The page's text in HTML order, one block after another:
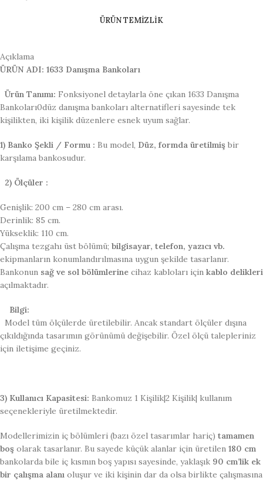
ÜRÜN TEMİZLİK
Açıklama
ÜRÜN ADI: 1633 Danışma Bankoları
Ürün Tanımı: Fonksiyonel detaylarla öne çıkan 1633 Danışma
Bankoları0düz danışma bankoları alternatifleri sayesinde tek
kişilikten, iki kişilik düzenlere esnek uyum sağlar.
1) Banko Şekli / Formu : Bu model, Düz, formda üretilmiş bir
karşılama bankosudur.
2) Ölçüler :
Genişlik: 200 cm – 280 cm arası.
Derinlik: 85 cm.
Yükseklik: 110 cm.
Çalışma tezgahı üst bölümü; bilgisayar, telefon, yazıcı vb.
ekipmanların konumlandırılmasına uygun şekilde tasarlanır.
Bankonun sağ ve sol bölümlerine cihaz kabloları için kablo delikleri
açılmaktadır.
Bilgi:
Model tüm ölçülerde üretilebilir. Ancak standart ölçüler dışına
çıkıldığında tasarımın görünümü değişebilir. Özel ölçü talepleriniz
için iletişime geçiniz.
3) Kullanıcı Kapasitesi: Bankomuz 1 Kişilik|2 Kişilik| kullanım
seçenekleriyle üretilmektedir.
Modellerimizin iç bölümleri (bazı özel tasarımlar hariç) tamamen
boş olarak tasarlanır. Bu sayede küçük alanlar için üretilen 180 cm
bankolarda bile iç kısmın boş yapısı sayesinde, yaklaşık 90 cm’lik ek
bir çalışma alanı oluşur ve iki kişinin dar da olsa birlikte çalışmasına